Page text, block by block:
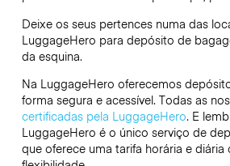
Deixe os seus pertences numa das
LuggageHero para depósito de
da esquina.
Na LuggageHero oferecemos
forma segura e acessível. Todas as
certificadas pela LuggageHero. E
LuggageHero é o único serviço de
que oferece uma tarifa horária e diária